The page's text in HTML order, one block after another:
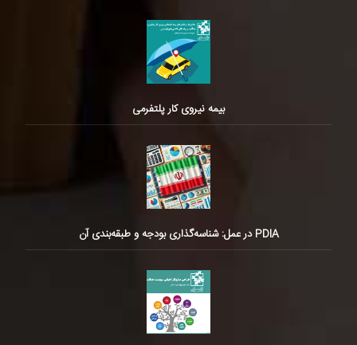
بیمه نیروی کار پلتفرمی
PDIA در عمل: شناسه‌گذاری بودجه و طبقه‌بندی آن